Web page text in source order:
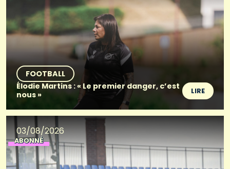
FOOTBALL
Élodie Martins : « Le premier danger, c’est
nous »
LIRE
03/08/2026
ABONNÉ